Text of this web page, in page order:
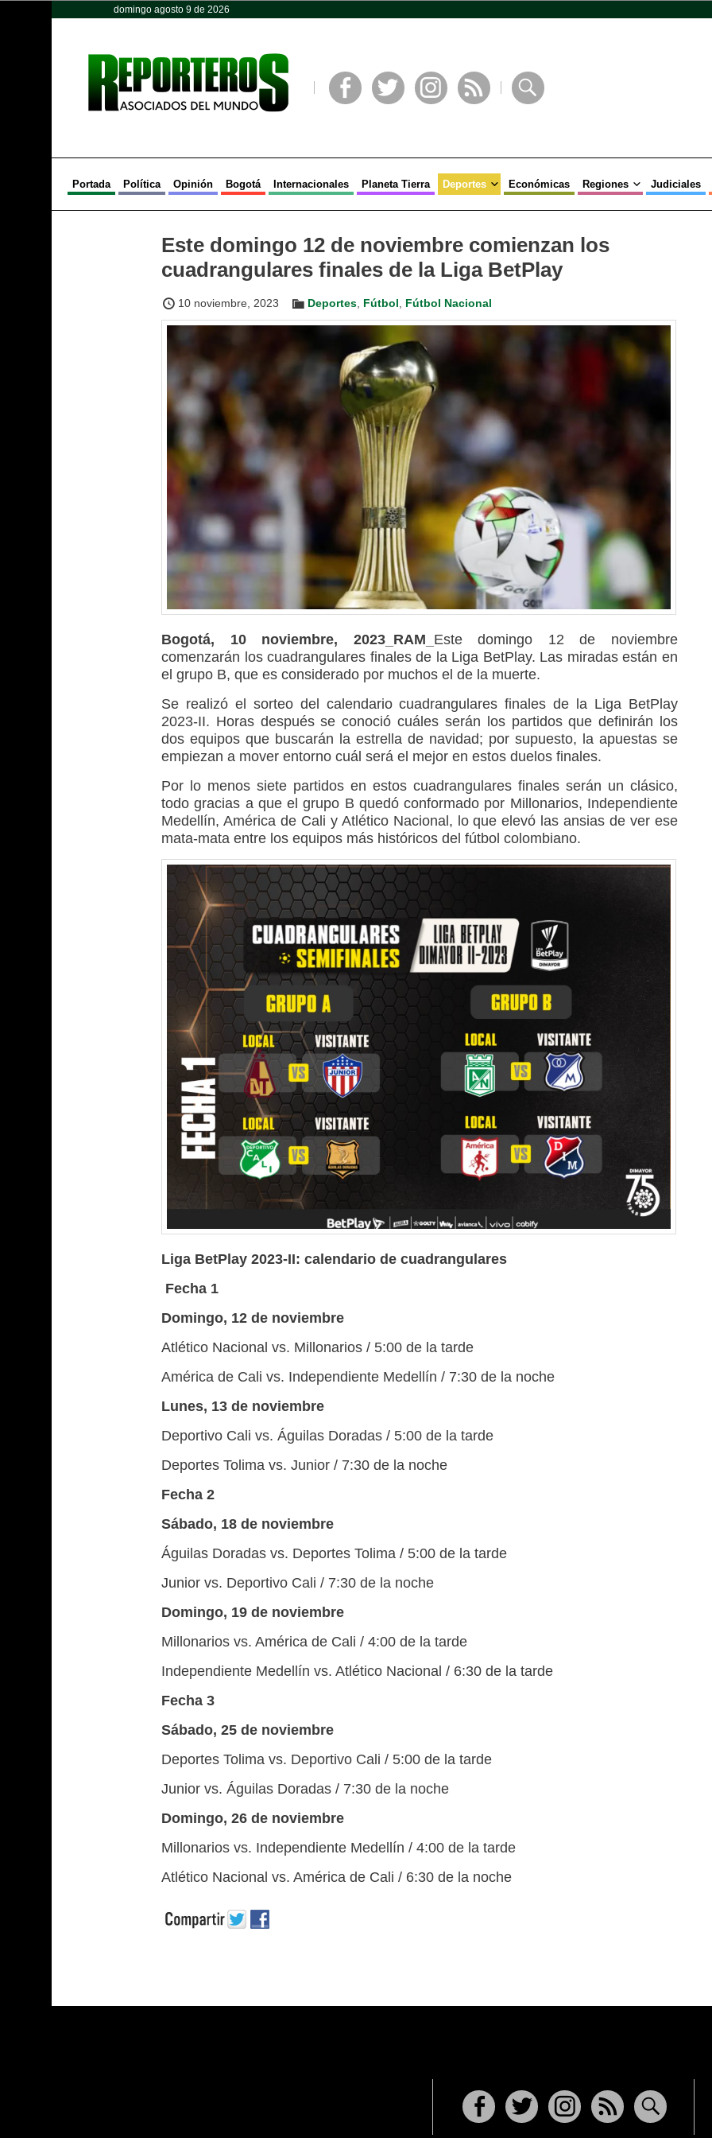
domingo agosto 9 de 2026
Portada Política Opinión Bogotá Internacionales Planeta Tierra Deportes Económicas Regiones Judiciales
Este domingo 12 de noviembre comienzan los
cuadrangulares finales de la Liga BetPlay
10 noviembre, 2023 Deportes Fútbol Fútbol Nacional
Bogotá, 10 noviembre, 2023_RAM_ Este domingo 12 de noviembre
comenzarán los cuadrangulares finales de la Liga BetPlay. Las miradas están en
el grupo B, que es considerado por muchos el de la muerte.
Se realizó el sorteo del calendario cuadrangulares finales de la Liga BetPlay
2023-II. Horas después se conoció cuáles serán los partidos que definirán los
dos equipos que buscarán la estrella de navidad; por supuesto, la apuestas se
empiezan a mover entorno cuál será el mejor en estos duelos finales.
Por lo menos siete partidos en estos cuadrangulares finales serán un clásico,
todo gracias a que el grupo B quedó conformado por Millonarios, Independiente
Medellín, América de Cali y Atlético Nacional, lo que elevó las ansias de ver ese
mata-mata entre los equipos más históricos del fútbol colombiano.
Liga BetPlay 2023-II: calendario de cuadrangulares
Fecha 1
Domingo, 12 de noviembre
Atlético Nacional vs. Millonarios / 5:00 de la tarde
América de Cali vs. Independiente Medellín / 7:30 de la noche
Lunes, 13 de noviembre
Deportivo Cali vs. Águilas Doradas / 5:00 de la tarde
Deportes Tolima vs. Junior / 7:30 de la noche
Fecha 2
Sábado, 18 de noviembre
Águilas Doradas vs. Deportes Tolima / 5:00 de la tarde
Junior vs. Deportivo Cali / 7:30 de la noche
Domingo, 19 de noviembre
Millonarios vs. América de Cali / 4:00 de la tarde
Independiente Medellín vs. Atlético Nacional / 6:30 de la tarde
Fecha 3
Sábado, 25 de noviembre
Deportes Tolima vs. Deportivo Cali / 5:00 de la tarde
Junior vs. Águilas Doradas / 7:30 de la noche
Domingo, 26 de noviembre
Millonarios vs. Independiente Medellín / 4:00 de la tarde
Atlético Nacional vs. América de Cali / 6:30 de la noche
Opinión Política